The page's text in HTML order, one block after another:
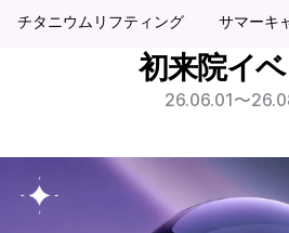
チタニウムリフティング サマーキ
初来院イベント | 弘大 ホ
初来院イ
26.06.01〜